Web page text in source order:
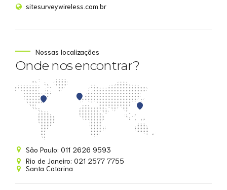
sitesurveywireless.com.br
Nossas localizações
Onde nos encontrar?
São Paulo: 011 2626 9593
Rio de Janeiro: 021 2577 7755
Santa Catarina
Site Survey Wireless
Online agora